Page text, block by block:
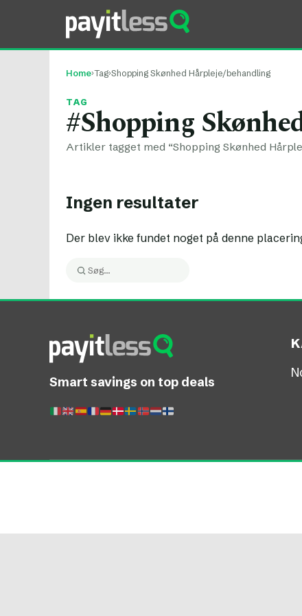
Home›Tag›Shopping Skønhed Hårpleje/behandling
TAG
#Shopping
Artikler tagget med “Shopping Skønhed
Ingen resultater
Der blev ikke fundet noget på denne
Søg:
Smart savings on top deals